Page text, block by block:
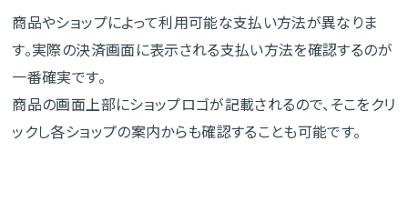
商品やショップによって利用可能な支払い方法が異なりま
す。実際の決済画面に表示される支払い方法を確認するのが
一番確実です。
商品の画面上部にショップロゴが記載されるので、そこをクリ
ックし各ショップの案内からも確認することも可能です。